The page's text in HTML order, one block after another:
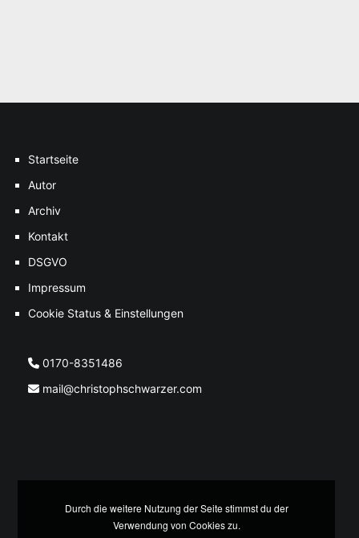
Startseite
Autor
Archiv
Kontakt
DSGVO
Impressum
Cookie Status & Einstellungen
0170-8351486
mail@christophschwarzer.com
Durch die weitere Nutzung der Seite stimmst du der
Verwendung von Cookies zu.